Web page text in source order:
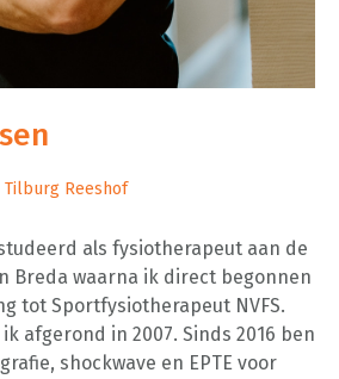
Tilburg Reeshof
als fysiotherapeut aan de
Breda waarna ik direct begonnen
tot Sportfysiotherapeut NVFS.
afgerond in 2007. Sinds 2016 ben
shockwave en EPTE voor